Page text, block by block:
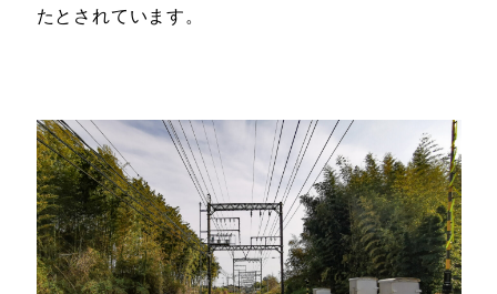
たとされています。